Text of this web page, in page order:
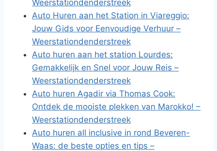
Weerstationdenderstreek
Auto Huren aan het Station in Viareggio:
Jouw Gids voor Eenvoudige Verhuur –
Weerstationdenderstreek
Auto huren aan het station Lourdes:
Gemakkelijk en Snel voor Jouw Reis –
Weerstationdenderstreek
Auto huren Agadir via Thomas Cook:
Ontdek de mooiste plekken van Marokko! –
Weerstationdenderstreek
Auto huren all inclusive in rond Beveren-
Waas: de beste opties en tips –